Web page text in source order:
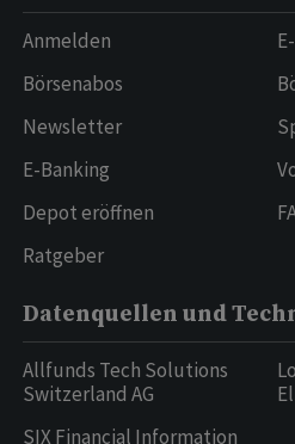
Anmelden
Börsenabos
Newsletter
E-Banking
Depot eröffnen
Ratgeber
Datenquellen und
Allfunds Tech Solutions
Switzerland AG
SIX Financial Information